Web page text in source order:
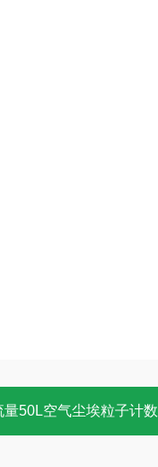
50L空气尘埃粒子计